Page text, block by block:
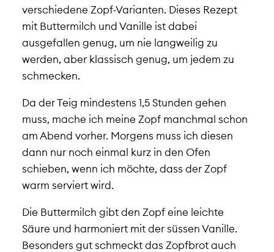
verschiedene Zopf-Varianten. Dieses Rezept
mit Buttermilch und Vanille ist dabei
ausgefallen genug, um nie langweilig zu
werden, aber klassisch genug, um jedem zu
schmecken.
Da der Teig mindestens 1,5 Stunden gehen
muss, mache ich meine Zopf manchmal schon
am Abend vorher. Morgens muss ich diesen
dann nur noch einmal kurz in den Ofen
schieben, wenn ich möchte, dass der Zopf
warm serviert wird.
Die Buttermilch gibt den Zopf eine leichte
Säure und harmoniert mit der süssen Vanille.
Besonders gut schmeckt das Zopfbrot auch